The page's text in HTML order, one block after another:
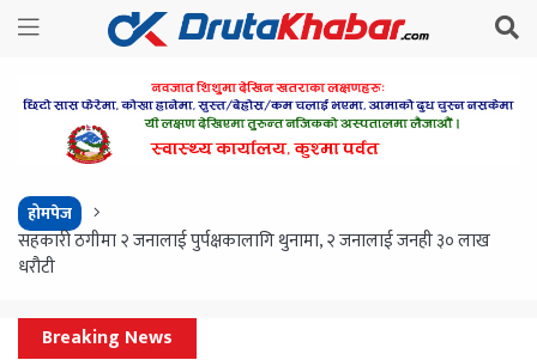
होमपेज
सहकारी ठगीमा २ जनालाई पुर्पक्षकालागि थुनामा, २ जनालाई जनही ३० लाख
धरौटी
Breaking News